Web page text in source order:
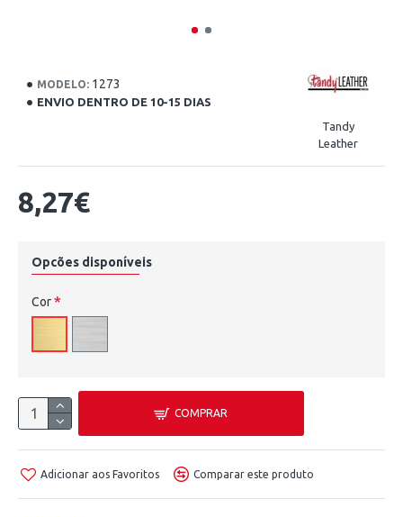
MODELO: 1273
ENVIO DENTRO DE 10-15 DIAS
Tandy
Leather
8,27€
Opcões disponíveis
Cor
COMPRAR
Adicionar aos Favoritos Comparar este produto